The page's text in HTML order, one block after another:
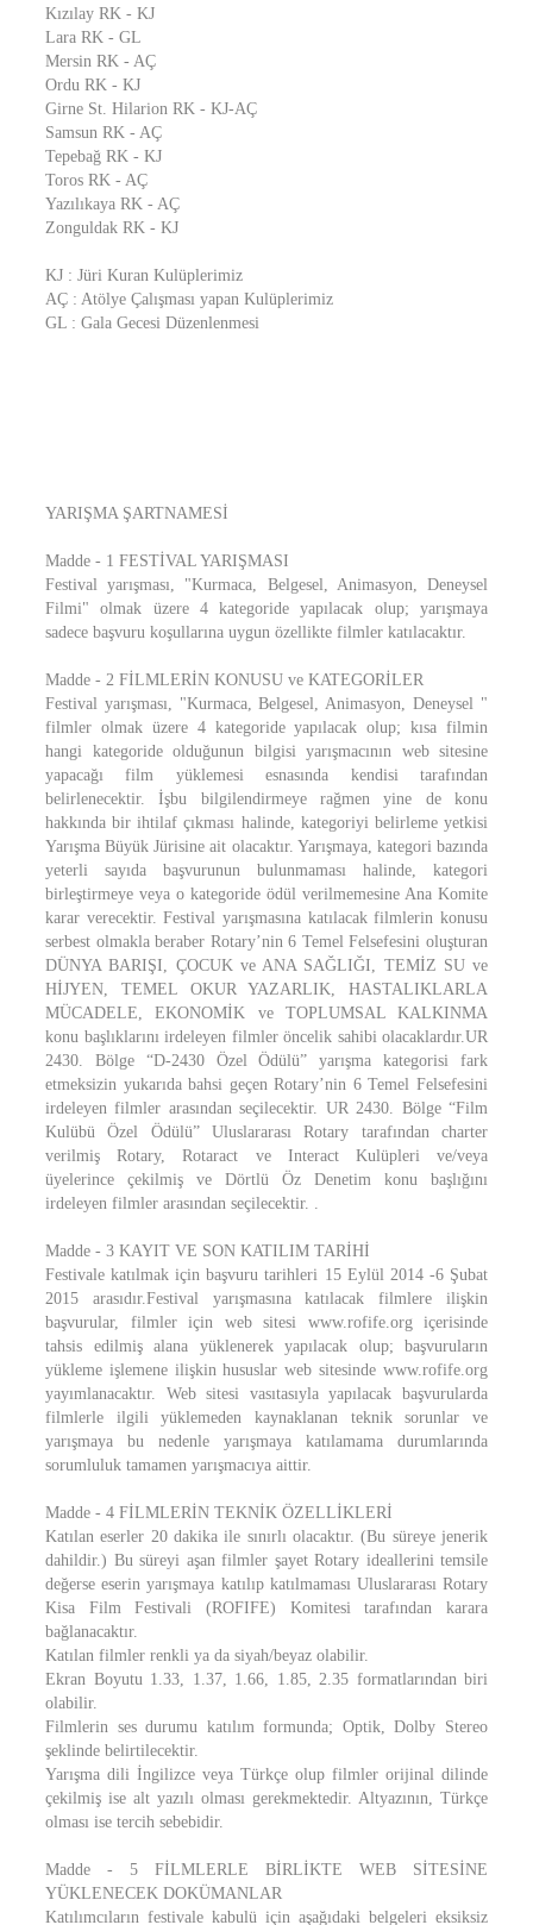
Kızılay RK - KJ
Lara RK - GL
Mersin RK - AÇ
Ordu RK - KJ
Girne St. Hilarion RK - KJ-AÇ
Samsun RK - AÇ
Tepebağ RK - KJ
Toros RK - AÇ
Yazılıkaya RK - AÇ
Zonguldak RK - KJ
KJ : Jüri Kuran Kulüplerimiz
AÇ : Atölye Çalışması yapan Kulüplerimiz
GL : Gala Gecesi Düzenlenmesi
YARIŞMA ŞARTNAMESİ
Madde - 1 FESTİVAL YARIŞMASI
Festival yarışması, "Kurmaca, Belgesel, Animasyon, Deneysel
Filmi" olmak üzere 4 kategoride yapılacak olup; yarışmaya
sadece başvuru koşullarına uygun özellikte filmler katılacaktır.
Madde - 2 FİLMLERİN KONUSU ve KATEGORİLER
Festival yarışması, "Kurmaca, Belgesel, Animasyon, Deneysel "
filmler olmak üzere 4 kategoride yapılacak olup; kısa filmin
hangi kategoride olduğunun bilgisi yarışmacının web sitesine
yapacağı film yüklemesi esnasında kendisi tarafından
belirlenecektir. İşbu bilgilendirmeye rağmen yine de konu
hakkında bir ihtilaf çıkması halinde, kategoriyi belirleme yetkisi
Yarışma Büyük Jürisine ait olacaktır. Yarışmaya, kategori bazında
yeterli sayıda başvurunun bulunmaması halinde, kategori
birleştirmeye veya o kategoride ödül verilmemesine Ana Komite
karar verecektir. Festival yarışmasına katılacak filmlerin konusu
serbest olmakla beraber Rotary’nin 6 Temel Felsefesini oluşturan
DÜNYA BARIŞI, ÇOCUK ve ANA SAĞLIĞI, TEMİZ SU ve
HİJYEN, TEMEL OKUR YAZARLIK, HASTALIKLARLA
MÜCADELE, EKONOMİK ve TOPLUMSAL KALKINMA
konu başlıklarını irdeleyen filmler öncelik sahibi olacaklardır.UR
2430. Bölge “D-2430 Özel Ödülü” yarışma kategorisi fark
etmeksizin yukarıda bahsi geçen Rotary’nin 6 Temel Felsefesini
irdeleyen filmler arasından seçilecektir. UR 2430. Bölge “Film
Kulübü Özel Ödülü” Uluslararası Rotary tarafından charter
verilmiş Rotary, Rotaract ve Interact Kulüpleri ve/veya
üyelerince çekilmiş ve Dörtlü Öz Denetim konu başlığını
irdeleyen filmler arasından seçilecektir. .
Madde - 3 KAYIT VE SON KATILIM TARİHİ
Festivale katılmak için başvuru tarihleri 15 Eylül 2014 -6 Şubat
2015 arasıdır.Festival yarışmasına katılacak filmlere ilişkin
başvurular, filmler için web sitesi www.rofife.org içerisinde
tahsis edilmiş alana yüklenerek yapılacak olup; başvuruların
yükleme işlemene ilişkin hususlar web sitesinde www.rofife.org
yayımlanacaktır. Web sitesi vasıtasıyla yapılacak başvurularda
filmlerle ilgili yüklemeden kaynaklanan teknik sorunlar ve
yarışmaya bu nedenle yarışmaya katılamama durumlarında
sorumluluk tamamen yarışmacıya aittir.
Madde - 4 FİLMLERİN TEKNİK ÖZELLİKLERİ
Katılan eserler 20 dakika ile sınırlı olacaktır. (Bu süreye jenerik
dahildir.) Bu süreyi aşan filmler şayet Rotary ideallerini temsile
değerse eserin yarışmaya katılıp katılmaması Uluslararası Rotary
Kisa Film Festivali (ROFIFE) Komitesi tarafından karara
bağlanacaktır.
Katılan filmler renkli ya da siyah/beyaz olabilir.
Ekran Boyutu 1.33, 1.37, 1.66, 1.85, 2.35 formatlarından biri
olabilir.
Filmlerin ses durumu katılım formunda; Optik, Dolby Stereo
şeklinde belirtilecektir.
Yarışma dili İngilizce veya Türkçe olup filmler orijinal dilinde
çekilmiş ise alt yazılı olması gerekmektedir. Altyazının, Türkçe
olması ise tercih sebebidir.
Madde - 5 FİLMLERLE BİRLİKTE WEB SİTESİNE
YÜKLENECEK DOKÜMANLAR
Katılımcıların festivale kabulü için aşağıdaki belgeleri eksiksiz